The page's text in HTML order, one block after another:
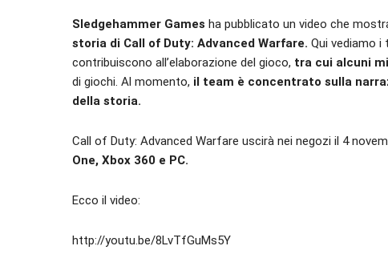
Sledgehammer Games ha pubblicato un video che
storia di Call of Duty: Advanced Warfare. Qui vediamo
contribuiscono all’elaborazione del gioco, tra cui alcuni
di giochi. Al momento, il team è concentrato sulla
della storia.
Call of Duty: Advanced Warfare uscirà nei negozi il 4
One, Xbox 360 e PC.
Ecco il video:
http://youtu.be/8LvTfGuMs5Y